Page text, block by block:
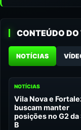
CONTEÚDO
NOTÍCIAS
NOTÍCIAS
Vila Nova e
buscam manter
posições no G2 da
B